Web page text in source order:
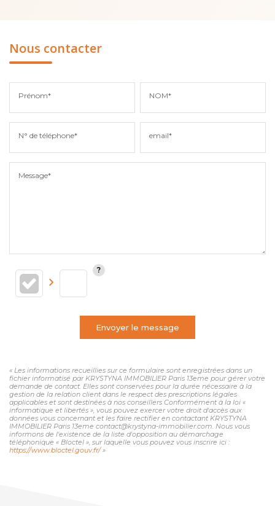
Nous contacter
Prénom* NOM*
N° de téléphone* email*
Message*
Envoyer le message
« Les informations recueillies sur ce formulaire sont enregistrées dans un
fichier informatisé par KRYSTYNA IMMOBILIER Paris 13eme pour gérer votre
demande de contact. Elles sont conservées pour la durée nécessaire à la
gestion de la relation client dans le respect des prescriptions légales
applicables et sont destinées à nos conseillers Conformément à la loi «
informatique et libertés », vous pouvez exercer votre droit d'accès aux
données vous concernant et les faire rectifier en contactant KRYSTYNA
IMMOBILIER Paris 13eme contact@krystyna-immobilier.com. Nous vous
informons de l'existence de la liste d'opposition au démarchage
téléphonique « Bloctel », sur laquelle vous pouvez vous inscrire ici :
https://www.bloctel.gouv.fr/»